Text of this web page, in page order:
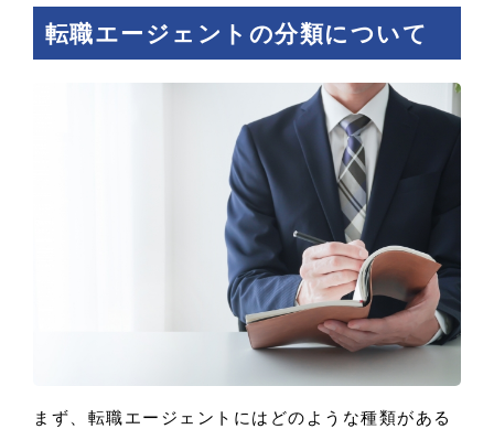
転職エージェントの分類について
まず、転職エージェントにはどのような種類がある